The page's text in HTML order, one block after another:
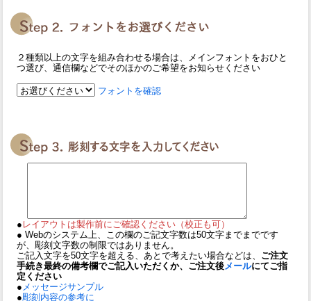
２種類以上の文字を組み合わせる場合は、メインフォントをおひと
つ選び、通信欄などでそのほかのご希望をお知らせください
フォントを確認
● レイアウトは製作前にご確認ください（校正も可）
● Webのシステム上、この欄のご記文字数は50文字までまでです
が、彫刻文字数の制限ではありません。
ご記入文字を50文字を超える、あとで考えたい場合などは、 ご注文
手続き最終の備考欄でご記入いただくか、ご注文後メールにてご指
定ください
● メッセージサンプル
●彫刻内容の参考に